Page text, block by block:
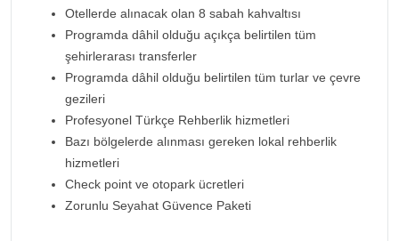
Otellerde alınacak olan 8 sabah kahvaltısı
Programda dâhil olduğu açıkça belirtilen tüm
şehirlerarası transferler
Programda dâhil olduğu belirtilen tüm turlar ve çevre
gezileri
Profesyonel Türkçe Rehberlik hizmetleri
Bazı bölgelerde alınması gereken lokal rehberlik
hizmetleri
Check point ve otopark ücretleri
Zorunlu Seyahat Güvence Paketi